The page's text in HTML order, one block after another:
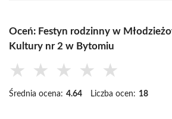
Oceń: Festyn rodzinny w
Kultury nr 2 w Bytomiu
★ ★ ★ ★ ★
Średnia ocena: 4.64 Liczba ocen: 18